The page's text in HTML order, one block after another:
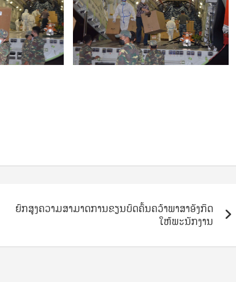
ຍົກສູງຄວາມສາມາດການຂຽນບົດຄົ້ນຄວ້າພາສາອັງກິດ
ໃຫ້ພະນັກງານ